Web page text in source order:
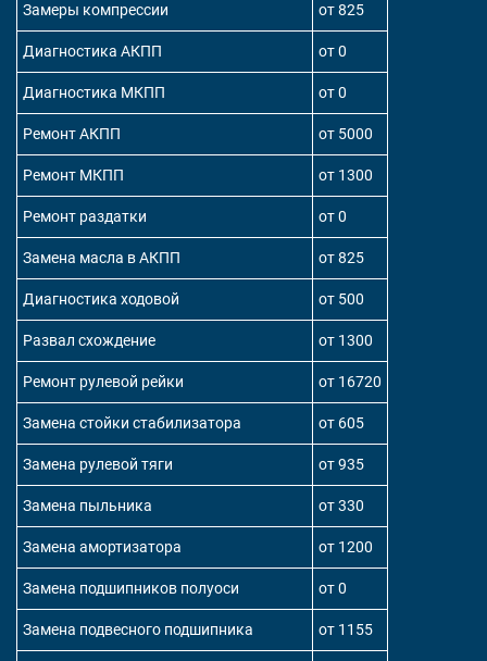
Замеры компрессии от 825
Диагностика АКПП от 0
Диагностика МКПП от 0
Ремонт АКПП от 5000
Ремонт МКПП от 1300
Ремонт раздатки от 0
Замена масла в АКПП от 825
Диагностика ходовой от 500
Развал схождение от 1300
Ремонт рулевой рейки от 16720
Замена стойки стабилизатора от 605
Замена рулевой тяги от 935
Замена пыльника от 330
Замена амортизатора от 1200
Замена подшипников полуоси от 0
Замена подвесного подшипника от 1155